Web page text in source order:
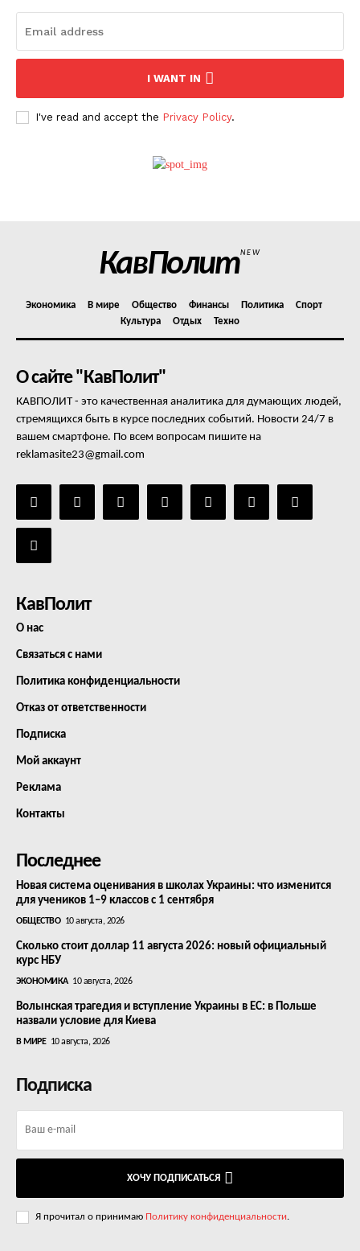
Отказ от ответственности
Контакты
I WANT IN
I've read and accept the Privacy Policy.
КавПолитNEW
Экономика В мире Общество Финансы Политика
Спорт
Культура
Отдых Техно
О сайте "КавПолит"
КАВПОЛИТ - это качественная аналитика для думающих людей,
стремящихся быть в курсе последних событий. Новости 24/7 в
вашем смартфоне. По всем вопросам пишите на
reklamasite23@gmail.com
КавПолит
О нас
Связаться с нами
Политика конфиденциальности
Отказ от ответственности
Подписка
Мой аккаунт
Реклама
Контакты
Последнее
Новая система оценивания в школах Украины: что изменится
для учеников 1–9 классов с 1 сентября
ОБЩЕСТВО 10 августа, 2026
Сколько стоит доллар 11 августа 2026: новый официальный
курс НБУ
ЭКОНОМИКА 10 августа, 2026
Волынская трагедия и вступление Украины в ЕС: в Польше
назвали условие для Киева
В МИРЕ 10 августа, 2026
Подписка
ХОЧУ ПОДПИСАТЬСЯ
Я прочитал о принимаю Политику конфиденциальности.